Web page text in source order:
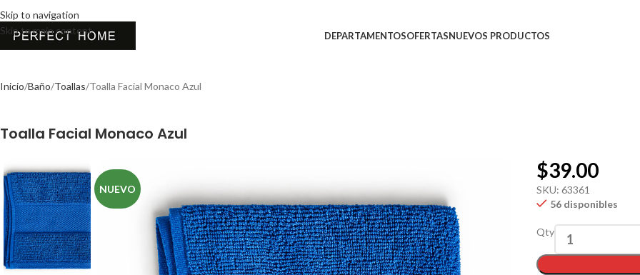
Skip to navigation
Skip to main content
DEPARTAMENTOSOFERTASNUEVOS PRODUCTOS
Inicio Baño Toallas Toalla Facial Monaco Azul
Toalla Facial Monaco Azul
NUEVO
$39.00
SKU:63361
56 disponibles
Qty